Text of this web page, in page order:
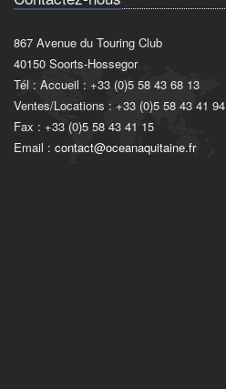
867 Avenue du Touring Club
40150 Soorts-Hossegor
Tél : Accueil : +33 (0)5 58 43 68 13
Ventes/Locations : +33 (0)5 58 43 41 94
Fax : +33 (0)5 58 43 41 15
Email : contact@oceanaquitaine.fr